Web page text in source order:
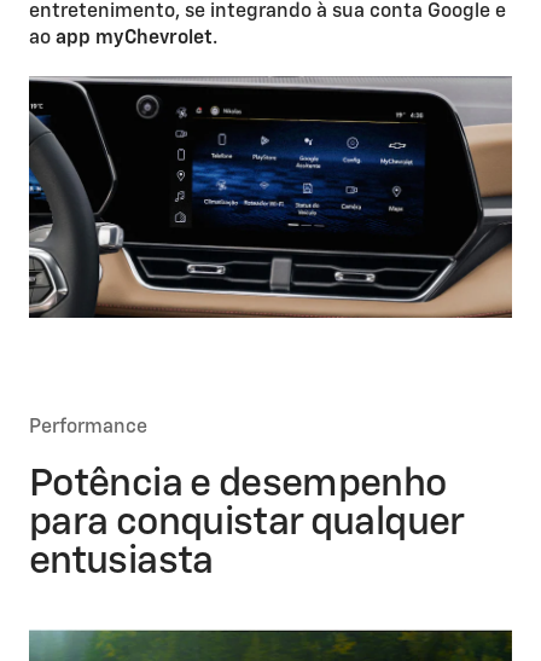
entretenimento, se integrando à sua conta Google e
ao app myChevrolet.
Performance
Potência e desempenho
para conquistar qualquer
entusiasta